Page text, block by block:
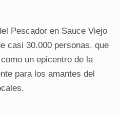
Pescador en Sauce Viejo
casi 30.000 personas, que
un epicentro de la
para los amantes del